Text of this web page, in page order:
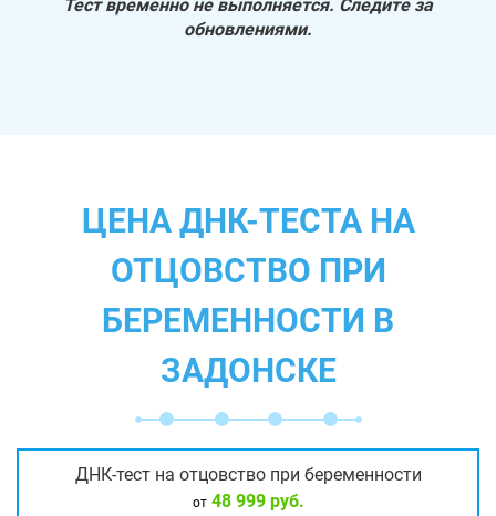
Тест временно не выполняется. Следите за
обновлениями.
ЦЕНА ДНК-ТЕСТА НА
ОТЦОВСТВО ПРИ
БЕРЕМЕННОСТИ В
ЗАДОНСКЕ
ДНК-тест на отцовство при беременности
от48 999 руб.